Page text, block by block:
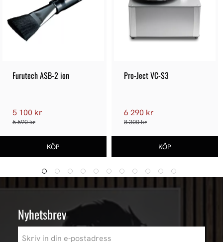
Furutech ASB-2 ion
5 100 kr
5 590 kr
Pro-Ject VC-S3
6 290 kr
8 300 kr
Nyhetsbrev